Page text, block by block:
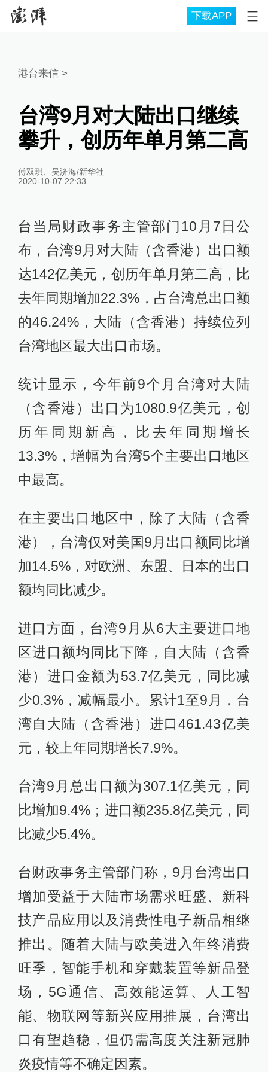
下载APP
港台来信>
台湾9月对大陆出口继续
攀升，创历年单月第二高
傅双琪、吴济海/新华社
2020-10-07 22:33
台当局财政事务主管部门10月7日公
布，台湾9月对大陆（含香港）出口额
达142亿美元，创历年单月第二高，比
去年同期增加22.3%，占台湾总出口额
的46.24%，大陆（含香港）持续位列
台湾地区最大出口市场。
统计显示，今年前9个月台湾对大陆
（含香港）出口为1080.9亿美元，创
历年同期新高，比去年同期增长
13.3%，增幅为台湾5个主要出口地区
中最高。
在主要出口地区中，除了大陆（含香
港），台湾仅对美国9月出口额同比增
加14.5%，对欧洲、东盟、日本的出口
额均同比减少。
进口方面，台湾9月从6大主要进口地
区进口额均同比下降，自大陆（含香
港）进口金额为53.7亿美元，同比减
少0.3%，减幅最小。累计1至9月，台
湾自大陆（含香港）进口461.43亿美
元，较上年同期增长7.9%。
台湾9月总出口额为307.1亿美元，同
比增加9.4%；进口额235.8亿美元，同
比减少5.4%。
台财政事务主管部门称，9月台湾出口
增加受益于大陆市场需求旺盛、新科
技产品应用以及消费性电子新品相继
推出。随着大陆与欧美进入年终消费
旺季，智能手机和穿戴装置等新品登
场，5G通信、高效能运算、人工智
能、物联网等新兴应用推展，台湾出
口有望趋稳，但仍需高度关注新冠肺
炎疫情等不确定因素。